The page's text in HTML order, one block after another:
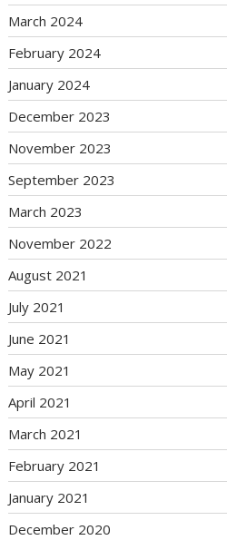
March 2024
February 2024
January 2024
December 2023
November 2023
September 2023
March 2023
November 2022
August 2021
July 2021
June 2021
May 2021
April 2021
March 2021
February 2021
January 2021
December 2020